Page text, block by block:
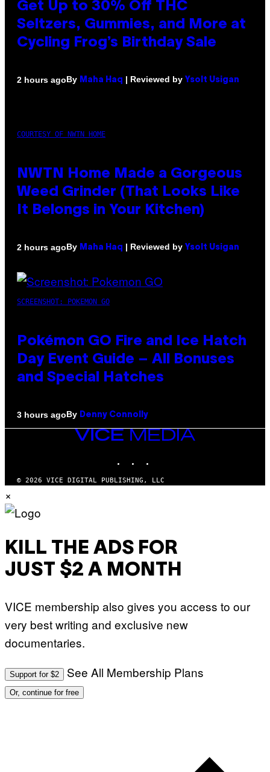
Get Up to 30% Off THC
Seltzers, Gummies, and More at
Cycling Frog’s Birthday Sale
2 hours agoBy Maha Haq | Reviewed by Ysolt Usigan
COURTESY OF NWTN HOME
NWTN Home Made a Gorgeous
Weed Grinder (That Looks Like
It Belongs in Your Kitchen)
2 hours agoBy Maha Haq | Reviewed by Ysolt Usigan
SCREENSHOT: POKEMON GO
Pokémon GO Fire and Ice Hatch
Day Event Guide – All Bonuses
and Special Hatches
3 hours agoBy Denny Connolly
VICE
© 2026 VICE DIGITAL PUBLISHING, LLC
×
KILL THE ADS FOR
JUST $2 A MONTH
VICE membership also gives you access to our
very best writing and exclusive new
documentaries.
Support for $2 See All Membership Plans
Or, continue for free